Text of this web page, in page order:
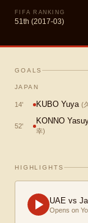
FIFA RANKING
51th (2017-03)
GOALS
JAPAN
14' KUBO Yuya (
52'
KONNO
幸)
HIGHLIGHTS
UAE vs
Opens on